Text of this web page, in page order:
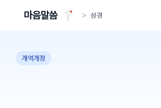
마음말씀 > 성경
개역개정